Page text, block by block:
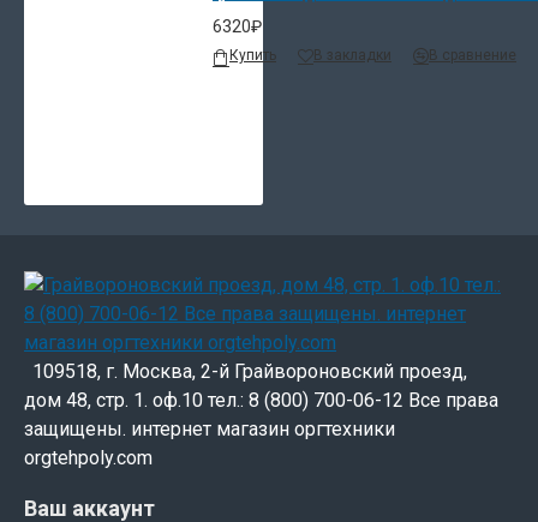
6320₽
Купить В закладки В сравнение
109518, г. Москва, 2-й Грайвороновский проезд,
дом 48, стр. 1. оф.10 тел.: 8 (800) 700-06-12 Все права
защищены. интернет магазин оргтехники
orgtehpoly.com
Ваш аккаунт